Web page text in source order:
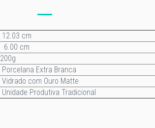
12.03 cm
6.00 cm
200g
Porcelana Extra Branca
Vidrado com Ouro Matte
Unidade Produtiva Tradicional